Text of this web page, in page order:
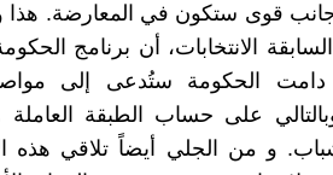
قوى ستكون في المعارضة. هذا
السابقة الانتخابات، أن برنامج
الحكومة ستُدعى إلى
على حساب الطبقة العاملة
و من الجلي أيضاً تلاقي